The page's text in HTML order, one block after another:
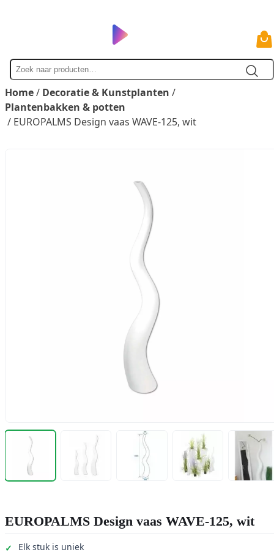
Zoek
naar
Home/ Decoratie & Kunstplanten /
Plantenbakken & potten
/ EUROPALMS Design vaas WAVE-125, wit
EUROPALMS Design vaas WAVE-125, wit
Elk stuk is uniek